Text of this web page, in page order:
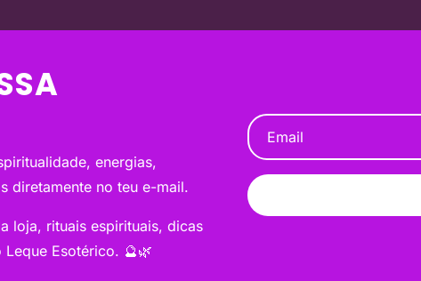
energias,
diretamente no teu e-mail.
loja, rituais espirituais, dicas
Esotérico. 🔮🌿